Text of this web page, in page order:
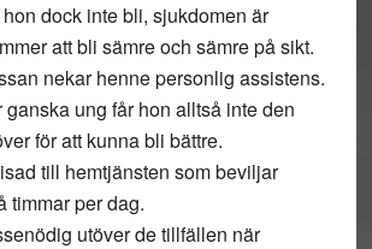
dock inte bli, sjukdomen är
att bli sämre och sämre på sikt.
nekar henne personlig assistens.
ganska ung får hon alltså inte den
för att kunna bli bättre.
till hemtjänsten som beviljar
timmar per dag.
utöver de tillfällen när